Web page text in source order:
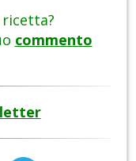
commento